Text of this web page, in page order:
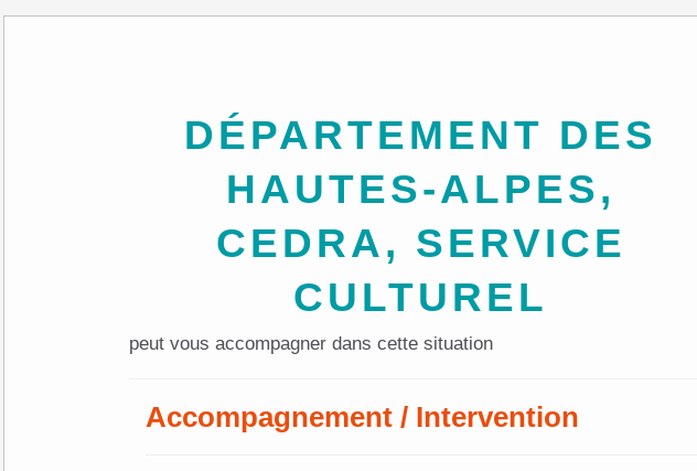
DÉPARTEMENT DES
HAUTES-ALPES,
CEDRA, SERVICE
CULTUREL
peut vous accompagner dans cette situation
Accompagnement / Intervention